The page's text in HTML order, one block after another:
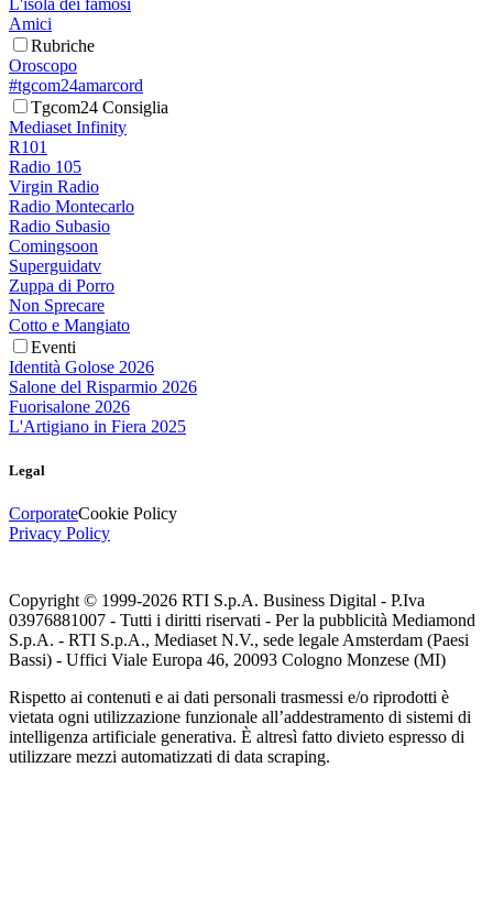
L'isola dei famosi
Amici
Rubriche
Oroscopo
#tgcom24amarcord
Tgcom24 Consiglia
Mediaset Infinity
R101
Radio 105
Virgin Radio
Radio Montecarlo
Radio Subasio
Comingsoon
Superguidatv
Zuppa di Porro
Non Sprecare
Cotto e Mangiato
Eventi
Identità Golose 2026
Salone del Risparmio 2026
Fuorisalone 2026
L'Artigiano in Fiera 2025
Legal
CorporateCookie Policy
Privacy Policy
Copyright © 1999-2026 RTI S.p.A. Business Digital - P.Iva
03976881007 - Tutti i diritti riservati - Per la pubblicità Mediamond
S.p.A. - RTI S.p.A., Mediaset N.V., sede legale Amsterdam (Paesi
Bassi) - Uffici Viale Europa 46, 20093 Cologno Monzese (MI)
Rispetto ai contenuti e ai dati personali trasmessi e/o riprodotti è
vietata ogni utilizzazione funzionale all’addestramento di sistemi di
intelligenza artificiale generativa. È altresì fatto divieto espresso di
utilizzare mezzi automatizzati di data scraping.